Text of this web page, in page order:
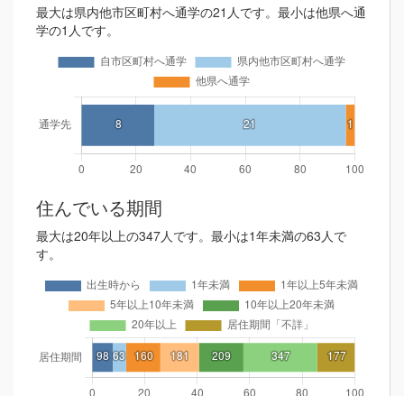
最大は県内他市区町村へ通学の21人です。最小は他県へ通
学の1人です。
住んでいる期間
最大は20年以上の347人です。最小は1年未満の63人で
す。